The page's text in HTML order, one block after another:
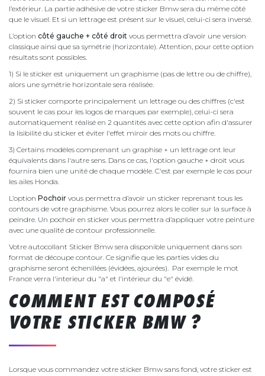
l’extérieur. La partie adhésive de votre sticker Bmw sera du même côté
que le visuel. Et si un lettrage est présent sur le visuel, celui-ci sera inversé.
L’option côté gauche + côté droit vous permettra d’avoir une version
classique ainsi que sa symétrie (horizontale). Attention, pour cette option
résultats sont possibles.
1) Si le sticker est uniquement un graphisme (pas de lettre ou de chiffre),
alors une symétrie horizontale sera réalisée.
2) Si sticker comporte principalement un lettrage ou des chiffres (c'est
souvent le cas pour les logos de marques par exemple), celui-ci sera
automatiquement réalisé en 2 quantités avec cette option afin d'assurer
la lisibilité du sticker et éviter l'effet miroir des mots ou chiffre.
3) Certains modèles comprenant un graphise + un lettrage ont leur
équivalents dans l'autre sens. Dans ce cas, l'option gauche + droit vous
fournira bien une unité de chaque modèle. C'est par exemple le cas pour
les ailes Honda.
L’option Pochoir vous permettra d’avoir un sticker reprenant tous les
contours de votre graphisme. Vous pourrez alors le coller sur la surface à
peindre. Un pochoir en sticker vous permettra d’appliquer votre peinture
avec une qualité de contour professionnelle.
Votre autocollant Sticker Bmw sera disponible uniquement dans son
format de découpe contour. Ce signifie que les parties vides du
graphisme seront échenillées (évidées, ajourées). Par exemple le mot
France verra l'interieur du "a" et l'intérieur du "e" évidé.
COMMENT EST COMPOSÉ
VOTRE STICKER BMW ?
Lorsque vous commandez votre sticker Bmw sans fond, votre sticker est